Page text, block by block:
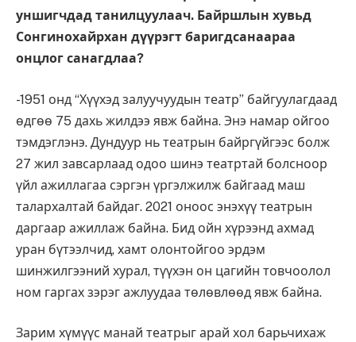
уншигчдад танилцуулаач. Байршлын хувьд
Сонгинохайрхан дүүрэгт баригдсанаараа
онцлог санагдлаа?
-1951 онд “Хүүхэд залуучуудын театр” байгуулагдаад
өдгөө 75 дахь жилдээ явж байна. Энэ намар ойгоо
тэмдэглэнэ. Дундуур нь театрын байргүйгээс болж
27 жил завсарлаад одоо шинэ театртай болсноор
үйл ажиллагаа сэргэн үргэлжилж байгаад маш
талархалтай байдаг. 2021 оноос энэхүү театрын
даргаар ажиллаж байна. Бид ойн хүрээнд ахмад
уран бүтээлчид, хамт олонтойгоо эрдэм
шинжилгээний хурал, түүхэн он цагийн товчоолол
ном гаргах зэрэг ажлуудаа төлөвлөөд явж байна.
Зарим хүмүүс манай театрыг арай хол барьчихаж